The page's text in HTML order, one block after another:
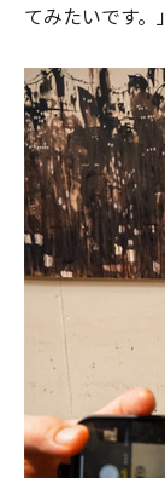
てみたいです。」